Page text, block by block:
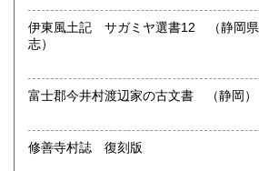
倉庫のため、中をご覧いただくことはで
持込買取や、倉庫にて商品の受取ご希望
静岡市内に店舗もございます。
静岡市葵区七間町13-20 石渡ビル1F
沿線名：静鉄バス 水梨東高線
最寄駅：郷堂バス停 徒歩5分
伊東風土記 サガミヤ選書12 （静岡県伊東市
志）
修善寺村誌 復刻版